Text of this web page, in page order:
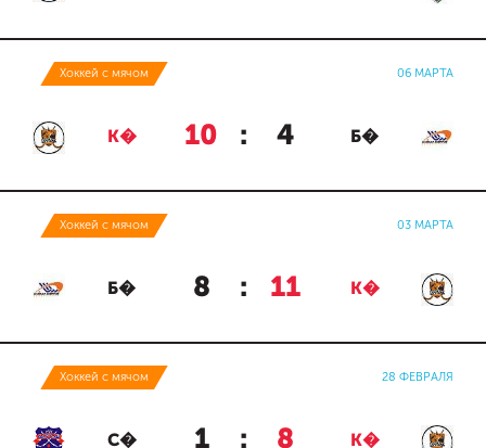
Хоккей с мячом 06 МАРТА
К� 10 : 4 Б�
Хоккей с мячом 03 МАРТА
Б� 8 : 11 К�
Хоккей с мячом 28 ФЕВРАЛЯ
С� 1 : 8 К�